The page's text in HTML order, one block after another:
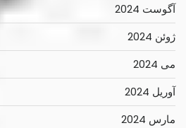
آگوست 2024
ژوئن 2024
می 2024
آوریل 2024
مارس 2024